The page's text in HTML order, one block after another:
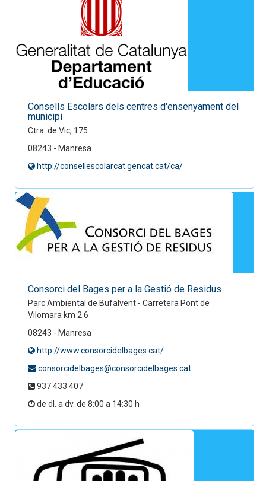
Consells Escolars dels centres d'ensenyament del
municipi
Ctra. de Vic, 175
08243 - Manresa
http://consellescolarcat.gencat.cat/ca/
Consorci del Bages per a la Gestió de Residus
Parc Ambiental de Bufalvent - Carretera Pont de
Vilomara km 2.6
08243 - Manresa
http://www.consorcidelbages.cat/
consorcidelbages@consorcidelbages.cat
937 433 407
de dl. a dv. de 8:00 a 14:30 h